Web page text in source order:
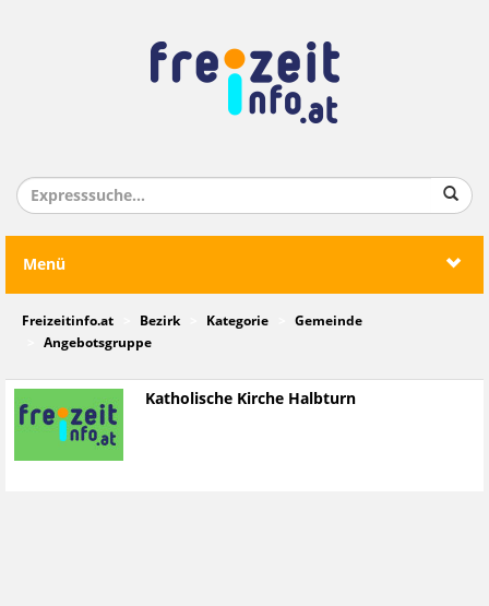
Menü
Freizeitinfo.at Bezirk Kategorie
Gemeinde
Angebotsgruppe
Katholische Kirche Halbturn